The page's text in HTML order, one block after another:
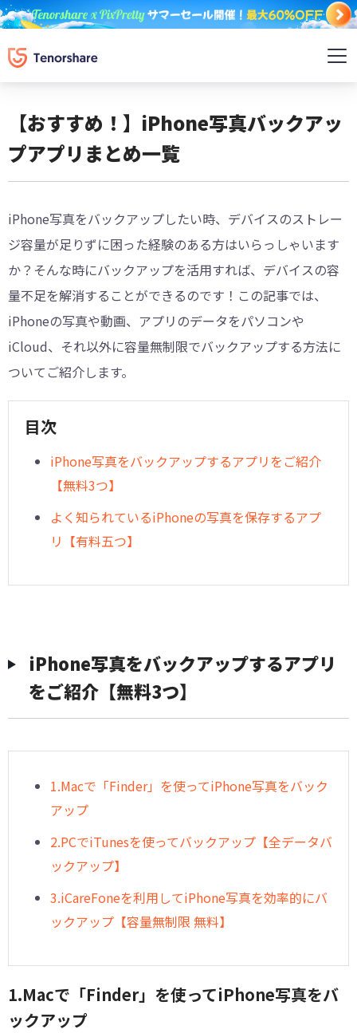
【おすすめ！】iPhone写真バックアッ
プアプリまとめ一覧
iPhone写真をバックアップしたい時、デバイスのストレー
ジ容量が足りずに困った経験のある方はいらっしゃいます
か？そんな時にバックアップを活用すれば、デバイスの容
量不足を解消することができるのです！この記事では、
iPhoneの写真や動画、アプリのデータをパソコンや
iCloud、それ以外に容量無制限でバックアップする方法に
ついてご紹介します。
目次
iPhone写真をバックアップするアプリをご紹介
【無料3つ】
よく知られているiPhoneの写真を保存するアプ
リ【有料五つ】
iPhone写真をバックアップするアプリ
をご紹介【無料3つ】
1.Macで「Finder」を使ってiPhone写真をバック
アップ
2.PCでiTunesを使ってバックアップ【全データバ
ックアップ】
3.iCareFoneを利用してiPhone写真を効率的にバ
ックアップ【容量無制限 無料】
1.Macで「Finder」を使ってiPhone写真をバ
ックアップ